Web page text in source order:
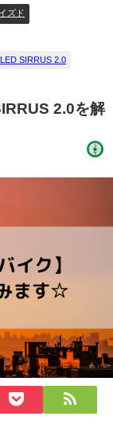
ズド
SIRRUS 2.0
2.0を解